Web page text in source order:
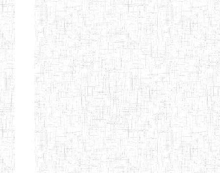
Chercher:
Effacer les filtres
Denomination
Type